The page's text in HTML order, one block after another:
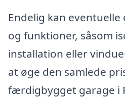
Endelig kan
og funktioner, såsom
installation eller
at øge den samlede
færdigbygget garage i